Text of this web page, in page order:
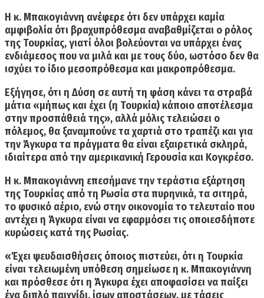
Η κ. Μπακογιάννη ανέφερε ότι δεν υπάρχει καμία
αμφιβολία ότι βραχυπρόθεσμα αναβαθμίζεται ο ρόλος
της Τουρκίας,γιατί όλοι βολεύονται να υπάρχει ένας
ενδιάμεσος που να μιλά και με τους δύο, ωστόσο δεν θα
ισχύει το ίδιο μεσοπρόθεσμα και μακροπρόθεσμα.
Εξήγησε, ότιη Δύση σε αυτή τη φάση κάνει τα στραβά
μάτια «μήπως και έχει (η Τουρκία) κάποιο αποτέλεσμα
στην προσπάθειά της», αλλά μόλις τελειώσει ο
πόλεμος, θα ξαναμπούνε τα χαρτιά στο τραπέζι και για
την Άγκυρα τα πράγματα θα είναι εξαιρετικά σκληρά,
ιδιαίτερα από την αμερικανική Γερουσία και Κογκρέσο.
Η κ. Μπακογιάννη επεσήμανετην τεράστια εξάρτηση
της Τουρκίας από τη Ρωσία στα πυρηνικά, τα σιτηρά,
το φυσικό αέριο, ενώ στην οικονομία το τελευταίο που
αντέχει η Άγκυρα είναι να εφαρμόσει τις οποιεσδήποτε
κυρώσεις κατά της Ρωσίας.
«Έχει ψευδαισθήσεις όποιος πιστεύει, ότι η Τουρκία
είναι τελειωμένη υπόθεση σημείωσε η κ. Μπακογιάννη
και πρόσθεσε ότι η Άγκυρα έχει αποφασίσει να παίξει
ένα διπλό παιχνίδι, ίσων αποστάσεων, με τάσεις